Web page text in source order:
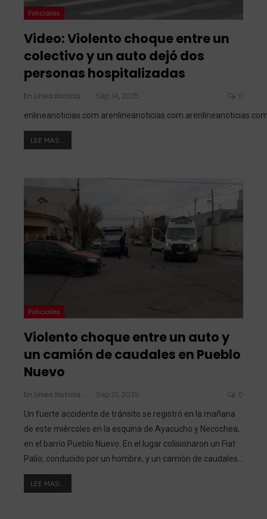
Policiales
Video: Violento choque entre un
colectivo y un auto dejó dos
personas hospitalizadas
En Linea Noticias Sep 14, 2025 0
LEE MAS...
Policiales
Violento choque entre un auto y
un camión de caudales en Pueblo
Nuevo
En Linea Noticias Sep 10, 2025 0
Un fuerte accidente de tránsito se registró en la mañana
de este miércoles en la esquina de Ayacucho y Necochea,
en el barrio Pueblo Nuevo. En el lugar colisionaron un Fiat
Palio, conducido por un hombre, y un camión de caudales…
LEE MAS...